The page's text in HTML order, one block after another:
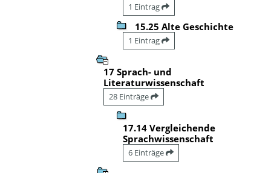
1 Eintrag
15.25 Alte Geschichte
1 Eintrag
17 Sprach- und
Literaturwissenschaft
28 Einträge
17.14 Vergleichende
Sprachwissenschaft
6 Einträge